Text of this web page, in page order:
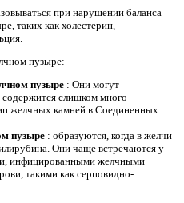
при нарушении баланса
таких как холестерин,
пузыре:
пузыре : Они могут
содержится слишком много
желчных камней в Соединенных
пузыре : образуются, когда в желчи
Они чаще встречаются у
инфицированными желчными
такими как серповидно-